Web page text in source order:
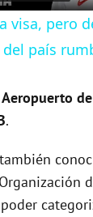
a
y
i
visa, pero
país
Aeropuerto
.